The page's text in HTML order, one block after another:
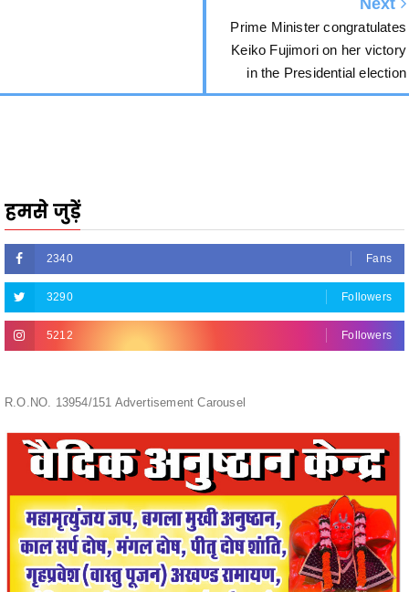
in the Presidential election
2340
3290 Followers
5212 Followers
R.O.NO. 13954/151 Advertisement Carousel